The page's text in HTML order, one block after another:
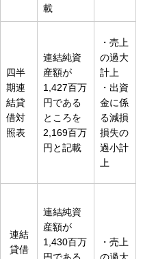
載
四半
期連
結貸
借対
照表
連結純資
産額が
1,427百万
円である
ところを
2,169百万
円と記載
・売上
の過大
計上
・出資
金に係
る減損
損失の
過小計
上
連結
貸借
連結純資
産額が
1,430百万
・売上